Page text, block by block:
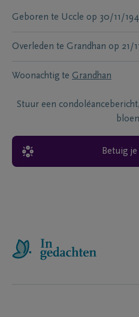
Geboren te Uccle op 30/11/
Overleden te Grandhan op 21/
Woonachtig te Grandhan
Stuur een
Betuig